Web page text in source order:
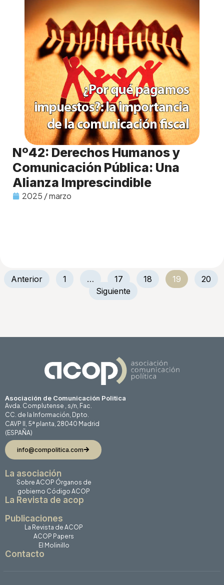
Nº42: Derechos Humanos y
Comunicación Pública: Una
Alianza Imprescindible
2025 / marzo
Anterior 1 … 17 18 19
20
Siguiente
Asociación de Comunicación Politica
Avda. Complutense , s/n, Fac.
CC. de la Información, Dpto.
CAVP II, 5ª planta, 28040 Madrid
(ESPAÑA)
info@compolitica.com
La asociación
Sobre ACOP Órganos de
gobierno Código ACOP
La Revista de acop
Publicaciones
La Revista de ACOP
ACOP Papers
El Molinillo
Contacto